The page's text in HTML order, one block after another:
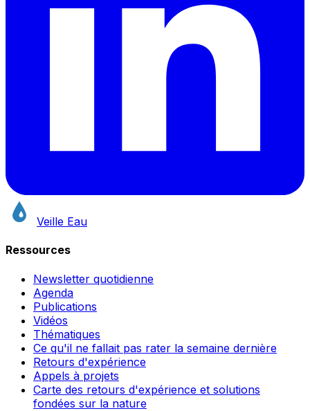
Veille Eau
Ressources
Newsletter quotidienne
Agenda
Publications
Vidéos
Thématiques
Ce qu'il ne fallait pas rater la semaine dernière
Retours d'expérience
Appels à projets
Carte des retours d'expérience et solutions
fondées sur la nature